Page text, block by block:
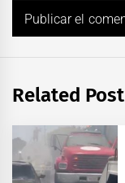
Related Post